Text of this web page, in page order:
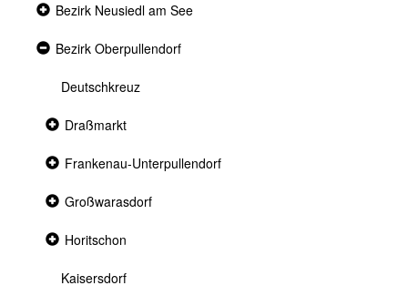
Collapsed
Bezirk Neusiedl am See
Expanded
Bezirk Oberpullendorf
Deutschkreuz
Collapsed
Draßmarkt
Collapsed
Frankenau-Unterpullendorf
Collapsed
Großwarasdorf
Collapsed
Horitschon
Kaisersdorf